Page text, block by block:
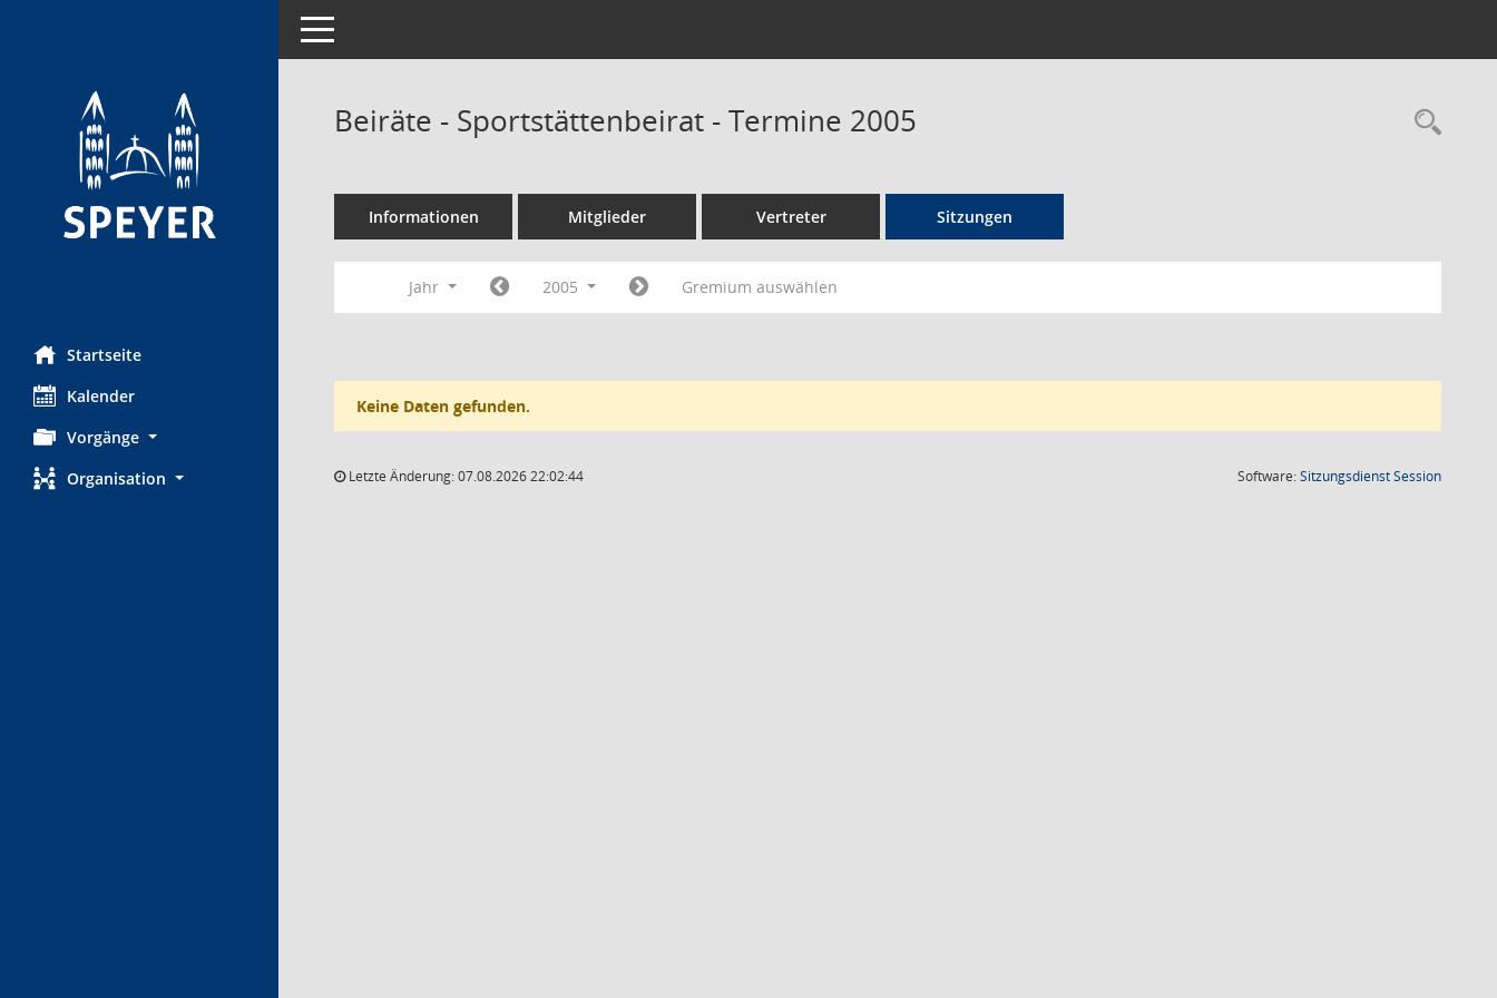
Startseite
Kalender
Vorgänge
Organisation
Toggle navigation
Beiräte - Sportstättenbeirat - Termine 2005
Informationen Mitglieder Vertreter Sitzungen
Jahr 2005 Gremium auswählen
Keine Daten gefunden.
Letzte Änderung: 07.08.2026 22:02:44 Software:SitzungsdienstSession(Wird in